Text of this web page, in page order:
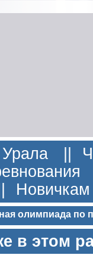
||
Новичкам
олимпиада по
в этом